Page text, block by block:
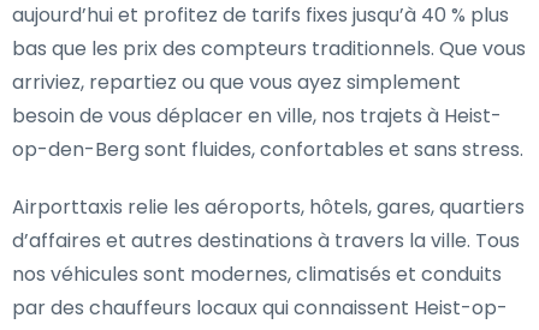
aujourd’hui et profitez de tarifs fixes jusqu’à 40 % plus
bas que les prix des compteurs traditionnels. Que vous
arriviez, repartiez ou que vous ayez simplement
besoin de vous déplacer en ville, nos trajets à Heist-
op-den-Berg sont fluides, confortables et sans stress.
Airporttaxis relie les aéroports, hôtels, gares, quartiers
d’affaires et autres destinations à travers la ville. Tous
nos véhicules sont modernes, climatisés et conduits
par des chauffeurs locaux qui connaissent Heist-op-